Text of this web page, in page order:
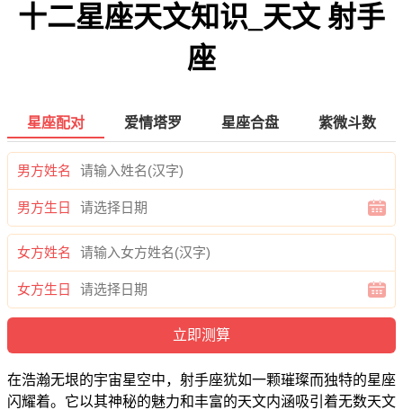
十二星座天文知识_天文 射手
座
星座配对 爱情塔罗 星座合盘 紫微斗数
男方姓名
男方生日
女方姓名
女方生日
在浩瀚无垠的宇宙星空中，射手座犹如一颗璀璨而独特的星座
闪耀着。它以其神秘的魅力和丰富的天文内涵吸引着无数天文